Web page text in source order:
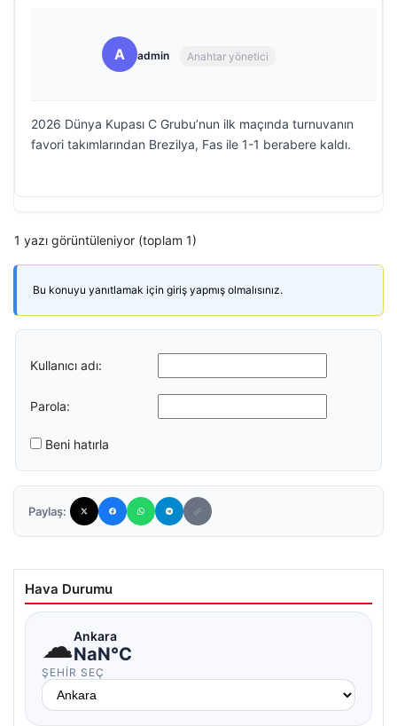
A admin Anahtar yönetici
2026 Dünya Kupası C Grubu’nun ilk maçında turnuvanın
favori takımlarından Brezilya, Fas ile 1-1 berabere kaldı.
1 yazı görüntüleniyor (toplam 1)
Bu konuyu yanıtlamak için giriş yapmış olmalısınız.
Kullanıcı adı:
Parola:
Beni hatırla
Paylaş:
Hava Durumu
☁Ankara
NaN°C
ŞEHIR SEÇ